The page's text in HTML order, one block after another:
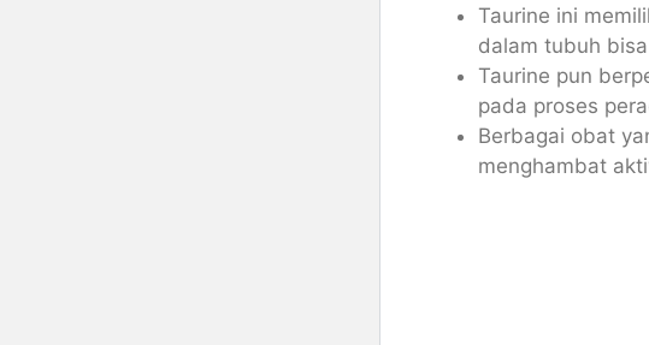
Taurine ini
dalam tubuh
Taurine pun
pada proses
Berbagai obat
menghambat